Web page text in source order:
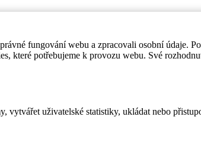
fungování webu a zpracovali osobní údaje.
které potřebujeme k provozu webu. Své
uživatelské statistiky, ukládat nebo